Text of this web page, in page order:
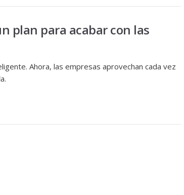
plan para acabar con las
Ahora, las empresas aprovechan cada vez